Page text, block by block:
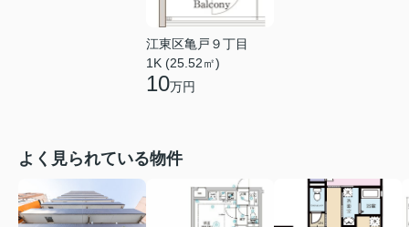
江東区亀戸９丁目
1K (25.52㎡)
10万円
よく見られている物件